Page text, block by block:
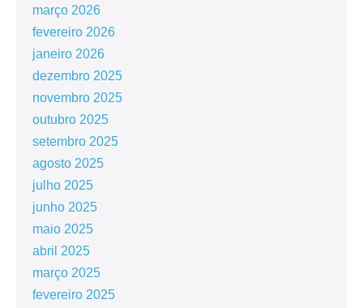
março 2026
fevereiro 2026
janeiro 2026
dezembro 2025
novembro 2025
outubro 2025
setembro 2025
agosto 2025
julho 2025
junho 2025
maio 2025
abril 2025
março 2025
fevereiro 2025